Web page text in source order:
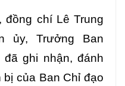
đồng chí Lê Trung
ủy, Trưởng Ban
đã ghi nhận, đánh
của Ban Chỉ đạo